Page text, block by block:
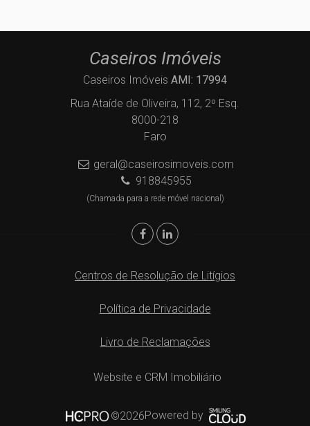
Caseiros Imóveis
Caseiros Imóveis AMI: 17994
Rua Ataíde de Oliveira, 112, 2º Esq.
8000-218
Faro
geral@caseirosimoveis.com
918845955
(Chamada para a rede móvel nacional)
Centros de Resolução de Litígios
Política de Privacidade
Livro de Reclamações
Website e CRM Imobiliário
©2026Powered by